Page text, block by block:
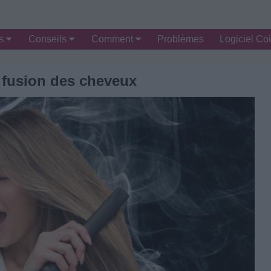
Conseils Comment Problèmes Logiciel
des cheveux